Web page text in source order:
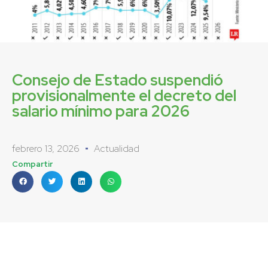
Consejo de Estado suspendió
provisionalmente el decreto del
salario mínimo para 2026
febrero 13, 2026 Actualidad
Compartir